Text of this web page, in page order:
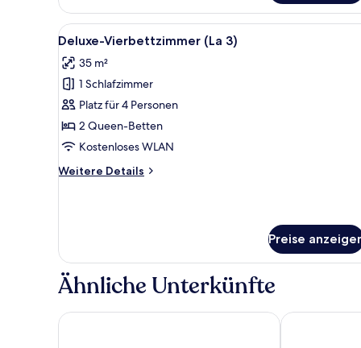
Doppelzimmer
(La
1)
Alle
Fotos
für
Deluxe-
Vierbettzimmer
(La
3)
Deluxe-Vierbettzimmer (La
7
Deluxe-Vierbettzimmer (La 3)
35 m²
1 Schlafzimmer
Platz für 4 Personen
2 Queen-Betten
Kostenloses WLAN
Weitere Details
Weitere
3)
Preise
Ähnliche Unterkünfte
Craves Hotel Saint Gery